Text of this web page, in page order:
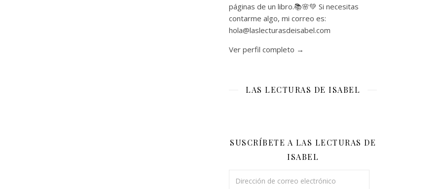
páginas de un libro.📚🌸💚 Si necesitas
contarme algo, mi correo es:
hola@laslecturasdeisabel.com
Ver perfil completo →
LAS LECTURAS DE ISABEL
SUSCRÍBETE A LAS LECTURAS DE
ISABEL